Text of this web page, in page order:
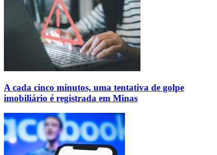
A cada cinco minutos, uma tentativa de golpe
imobiliário é registrada em Minas